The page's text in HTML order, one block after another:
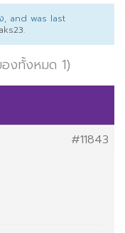
, and was last
.
งทั้งหมด 1)
#11843